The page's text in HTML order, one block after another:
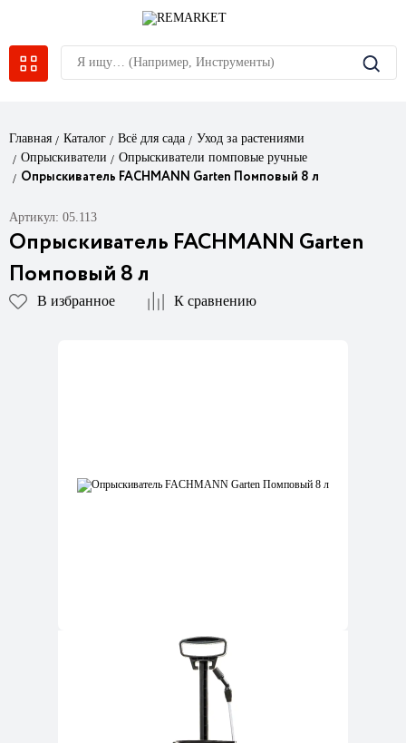
Главная Каталог Всё для сада
Уход за растениями
Опрыскиватели
Опрыскиватели помповые ручные
Опрыскиватель FACHMANN Garten Помповый 8 л
Артикул: 05.113
Опрыскиватель FACHMANN Garten
Помповый 8 л
В избранное К сравнению